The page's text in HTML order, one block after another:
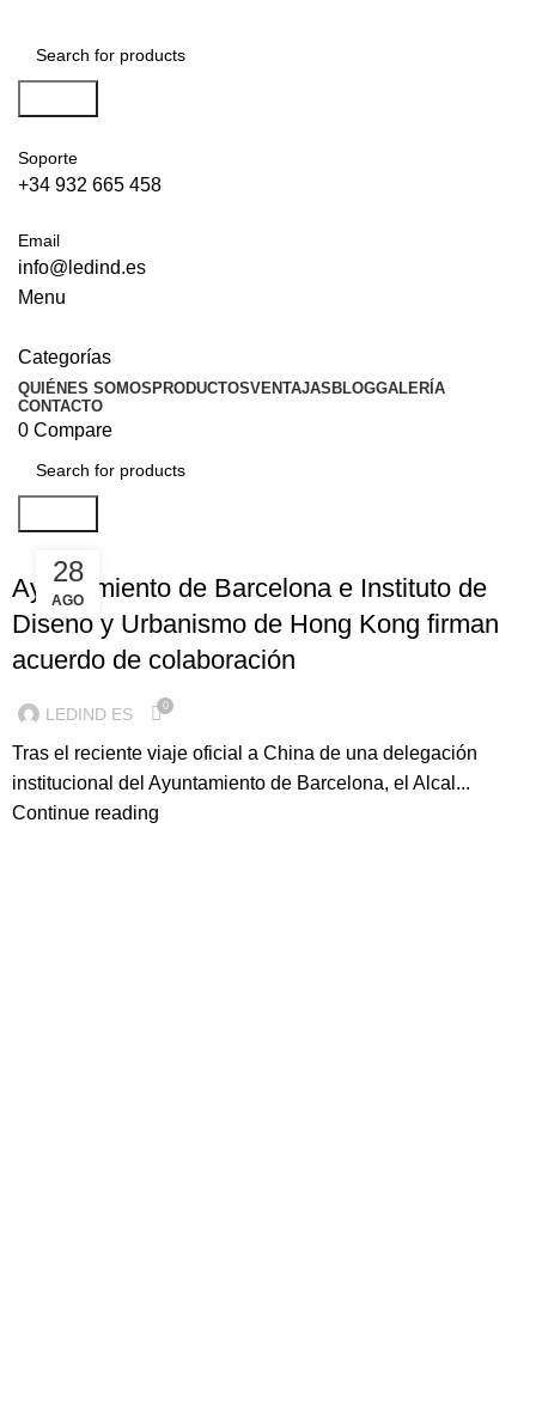
Soporte
+34 932 665 458‬
Email
info@ledind.es
Menu
Categorías
QUIÉNES SOMOS PRODUCTOSVENTAJAS BLOGGALERÍA
CONTACTO
0 Compare
28
AGO
Ayuntamiento de Barcelona e Instituto de
Diseño y Urbanismo de Hong Kong firman
acuerdo de colaboración
LEDIND ES 0
Tras el reciente viaje oficial a China de una delegación
institucional del Ayuntamiento de Barcelona, el Alcal...
Continue reading